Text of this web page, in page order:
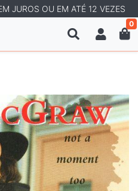
JUROS OU EM ATÉ 12 VEZES
0